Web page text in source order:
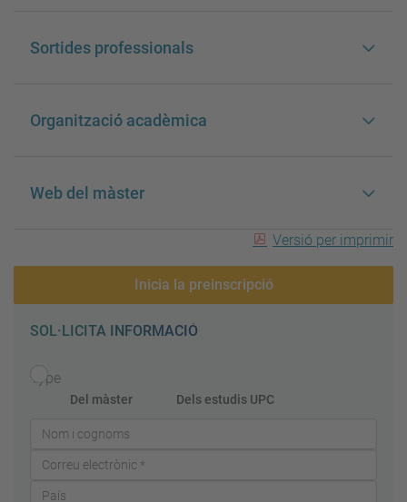
Sortides professionals
Organització acadèmica
Web del màster
Versió per imprimir
Inicia la preinscripció
SOL·LICITA INFORMACIÓ
Type
Del màster Dels estudis UPC